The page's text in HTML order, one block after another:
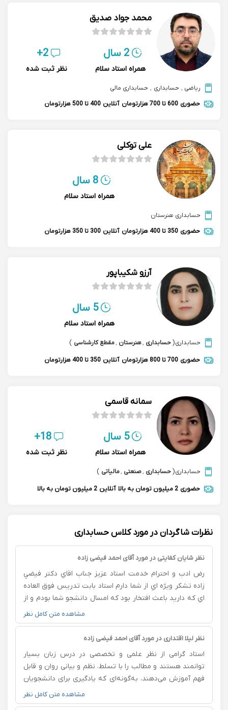
محمد جواد صدیق
2 سال
همراه استاد سلام
2+
نظر ثبت شده
ریاضی , حسابداری , حسابداری مالی
حضوری 600 تا 700 هزارتومان آنلاین 400 تا 500 هزارتومان
علی توکلی
8 سال
همراه استاد سلام
حسابداری هنرستان
حضوری 350 تا 400 هزارتومان آنلاین 300 تا 350 هزارتومان
آرزو شکیباپور
5 سال
همراه استاد سلام
حسابداری(حسابداری ,هنرستان ,مقطع کارشناسی )
حضوری 700 تا 800 هزارتومان آنلاین 350 تا 400 هزارتومان
سمانه قاسمی
5 سال
همراه استاد سلام
18+
نظر ثبت شده
حسابداری(حسابداری ,صنعتی ,مالیاتی )
حضوری 2 میلیون تومان به بالا آنلاین 2 میلیون تومان به بالا
نظرات شاگردان در مورد کلاس حسابداری
نظر شایان کفایتی در مورد آقای احمد فیضی زاده
رض ادب و احترام خدمت استاد عزيز جناب اقاي دكتر فيضي
زاده تشكر ويژه اي از شما دارم استاد بابت تدريس فوق العاده
اي كه داريد باعث افتخار بود كه امسال دانشجو شما بودم و از
علم شما بهره بردم بخاطره شيوه تدريس روان و قابل فهمب
كه داريد با حوصله بودن و جواب دادن به سوالات دانشجويان
و جو كلاس كه اصلا خشك و جدي نبود محيطي كاملا دوستانه
تشكر و قدرداني ميكنم
مشاهده متن کامل نظر
نظر لیلا اقتداری در مورد آقای احمد فیضی زاده
استاد گرامی از نظر علمی و تخصصی در درس زبان بسیار
توانمند هستند و مطالب را با تسلط، نظم و بیانی روان و قابل
فهم آموزش می‌دهند، به‌گونه‌ای که یادگیری برای دانشجویان
آسان و لذت‌بخش می‌شود. علاوه بر کیفیت بالای تدریس،
برخورد بسیار مهربان، صبور و محترمانه‌ای با دانشجویان دارند
مشاهده متن کامل نظر